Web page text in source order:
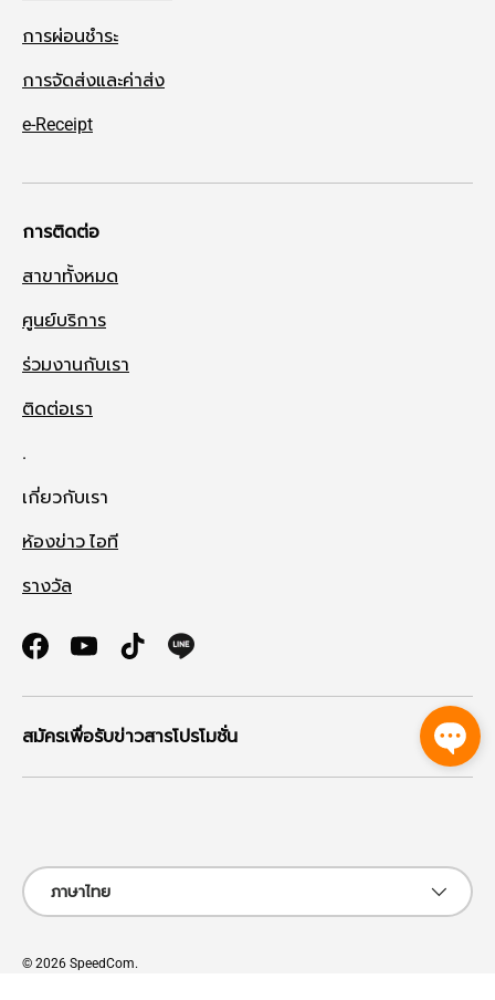
การผ่อนชำระ
การจัดส่งและค่าส่ง
e-Receipt
การติดต่อ
สาขาทั้งหมด
ศูนย์บริการ
ร่วมงานกับเรา
ติดต่อเรา
.
เกี่ยวกับเรา
ห้องข่าว ไอที
รางวัล
FacebookYouTubeTikTok
สมัครเพื่อรับข่าวสารโปรโมชั่น
ภาษา
ภาษาไทย
© 2026 SpeedCom.